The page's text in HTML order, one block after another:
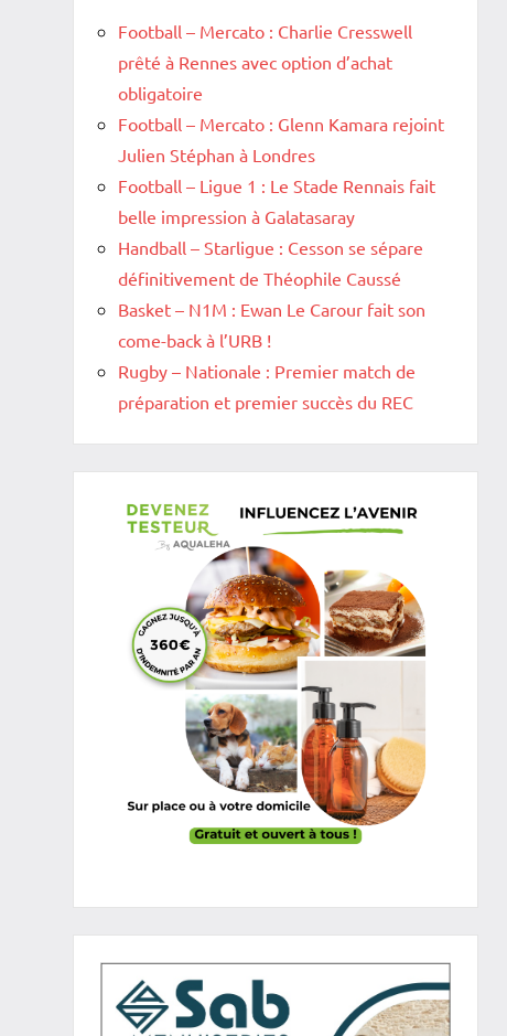
Football – Mercato : Charlie Cresswell
prêté à Rennes avec option d’achat
obligatoire
Football – Mercato : Glenn Kamara rejoint
Julien Stéphan à Londres
Football – Ligue 1 : Le Stade Rennais fait
belle impression à Galatasaray
Handball – Starligue : Cesson se sépare
définitivement de Théophile Caussé
Basket – N1M : Ewan Le Carour fait son
come-back à l’URB !
Rugby – Nationale : Premier match de
préparation et premier succès du REC